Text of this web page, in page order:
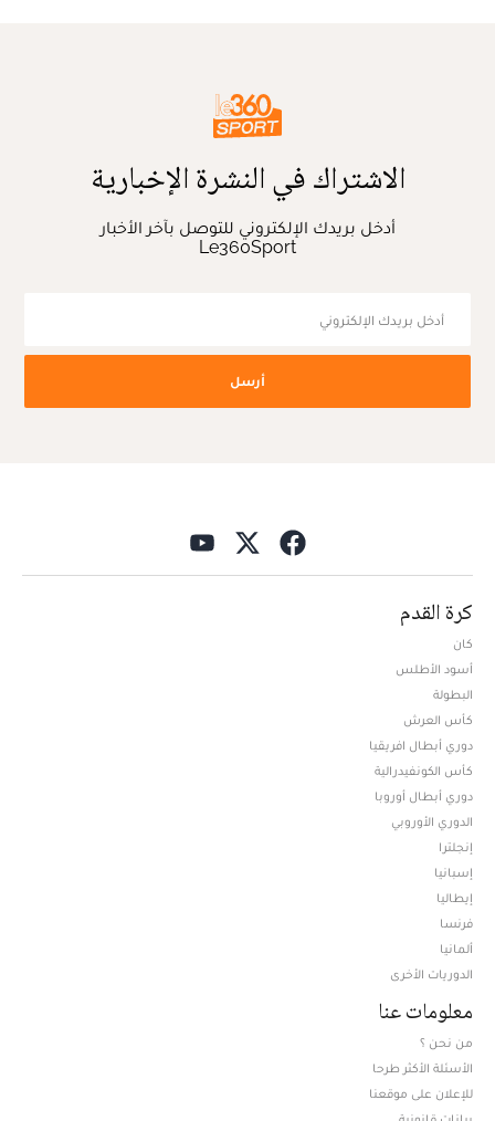
الاشتراك في النشرة الإخبارية
أدخل بريدك الإلكتروني للتوصل بآخر الأخبار
Le360Sport
أرسل
كرة القدم
كان
أسود الأطلس
البطولة
كأس العرش
دوري أبطال افريقيا
كأس الكونفيدرالية
دوري أبطال أوروبا
الدوري الأوروبي
إنجلترا
إسبانيا
إيطاليا
فرنسا
ألمانيا
الدوريات الأخرى
معلومات عنا
من نحن ؟
الأسئلة الأكثر طرحا
للإعلان على موقعنا